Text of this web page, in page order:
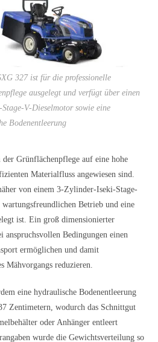
327 ist für die professionelle
ausgelegt und verfügt über einen
V-Dieselmotor sowie eine
Bodenentleerung
Grünflächenpflege auf eine hohe
Materialfluss angewiesen sind.
von einem 3-Zylinder-Iseki-Stage-
Betrieb und eine
ist. Ein groß dimensionierter
anspruchsvollen Bedingungen einen
ermöglichen und damit
Mähvorgangs reduzieren.
eine hydraulische Bodenentleerung
Zentimetern, wodurch das Schnittgut
oder Anhänger entleert
wurde die Gewichtsverteilung so